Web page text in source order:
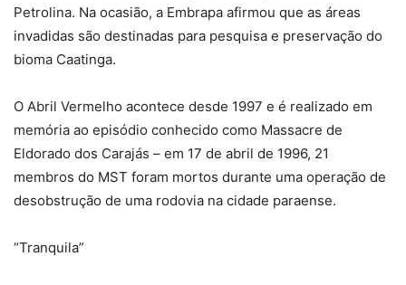
Petrolina. Na ocasião, a Embrapa afirmou que as áreas
invadidas são destinadas para pesquisa e preservação do
bioma Caatinga.
O Abril Vermelho acontece desde 1997 e é realizado em
memória ao episódio conhecido como Massacre de
Eldorado dos Carajás – em 17 de abril de 1996, 21
membros do MST foram mortos durante uma operação de
desobstrução de uma rodovia na cidade paraense.
“Tranquila”